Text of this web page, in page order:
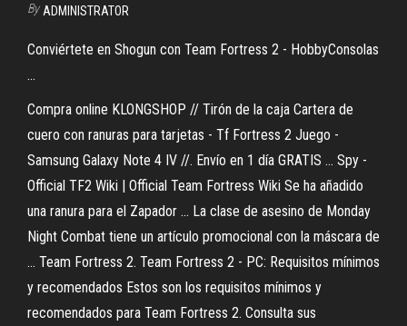
By ADMINISTRATOR
Conviértete en Shogun con Team Fortress 2 - HobbyConsolas
...
Compra online KLONGSHOP // Tirón de la caja Cartera de
cuero con ranuras para tarjetas - Tf Fortress 2 Juego -
Samsung Galaxy Note 4 IV //. Envío en 1 día GRATIS ... Spy -
Official TF2 Wiki | Official Team Fortress Wiki Se ha añadido
una ranura para el Zapador ... La clase de asesino de Monday
Night Combat tiene un artículo promocional con la máscara de
... Team Fortress 2. Team Fortress 2 - PC: Requisitos mínimos
y recomendados Estos son los requisitos mínimos y
recomendados para Team Fortress 2. Consulta sus